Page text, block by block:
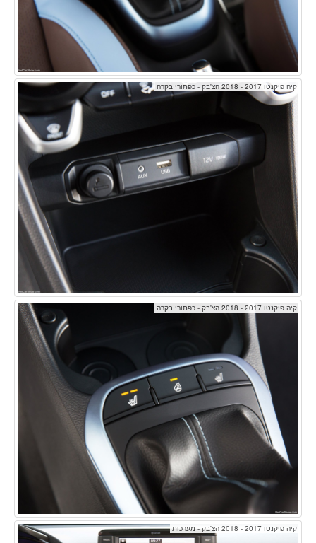
קיה פיקנטו 2017 - 2018 הצ'בק - כפתורי בקרה
קיה פיקנטו 2017 - 2018 הצ'בק - כפתורי בקרה
קיה פיקנטו 2017 - 2018 הצ'בק - מערכות